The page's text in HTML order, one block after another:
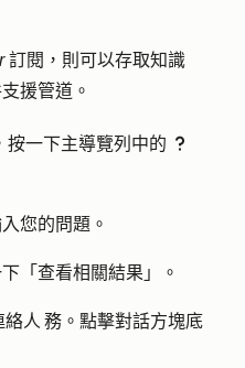
訂閱，則可以存取知識
援管道。
按一下主導覽列中的 question
您的問題 。
「 查看相關結果 」。
人 務。點擊對話方塊底